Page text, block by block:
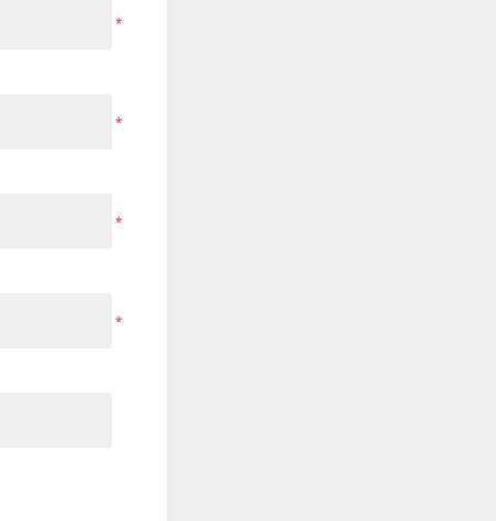
*
*
*
*